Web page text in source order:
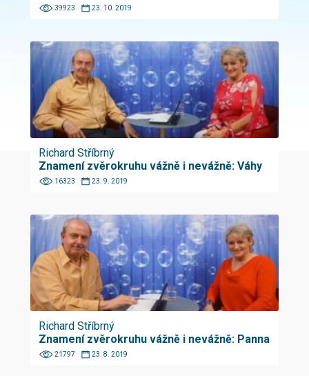
39923 23. 10. 2019
Richard Stříbrný
Znamení zvěrokruhu vážně i nevážně: Váhy
16323 23. 9. 2019
Richard Stříbrný
Znamení zvěrokruhu vážně i nevážně: Panna
21797 23. 8. 2019